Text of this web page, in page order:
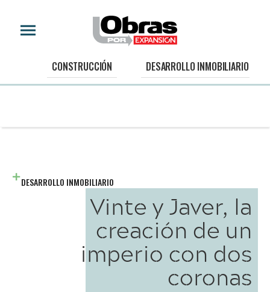
CONSTRUCCIÓN DESARROLLO INMOBILIARIO
DESARROLLO INMOBILIARIO
Vinte y Javer, la
creación de un
imperio con dos
coronas